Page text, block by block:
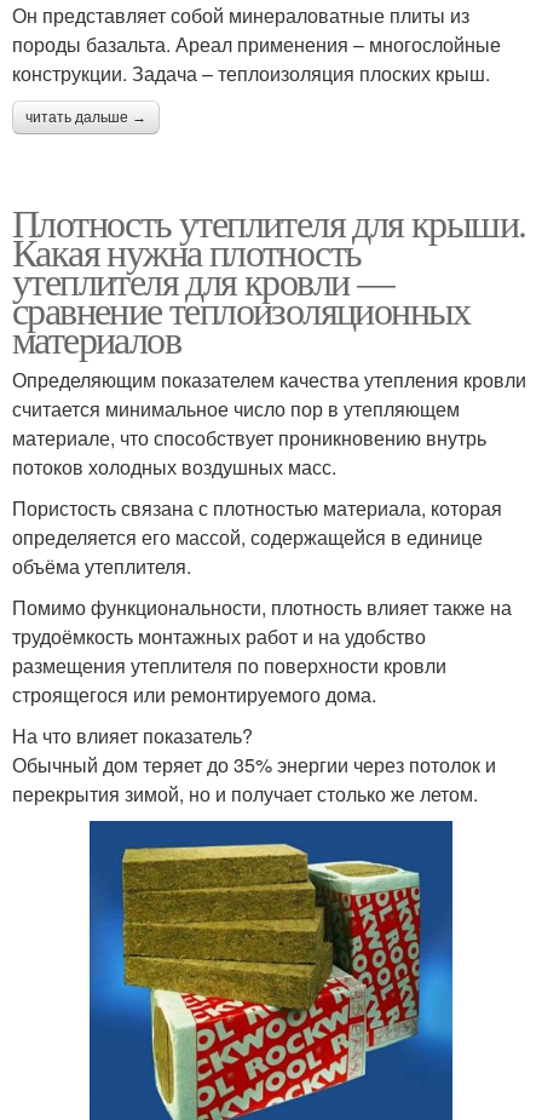
Он представляет собой минераловатные плиты из
породы базальта. Ареал применения – многослойные
конструкции. Задача – теплоизоляция плоских крыш.
читать дальше →
Плотность утеплителя для крыши.
Какая нужна плотность
утеплителя для кровли —
сравнение теплоизоляционных
материалов
Определяющим показателем качества утепления кровли
считается минимальное число пор в утепляющем
материале, что способствует проникновению внутрь
потоков холодных воздушных масс.
Пористость связана с плотностью материала, которая
определяется его массой, содержащейся в единице
объёма утеплителя.
Помимо функциональности, плотность влияет также на
трудоёмкость монтажных работ и на удобство
размещения утеплителя по поверхности кровли
строящегося или ремонтируемого дома.
На что влияет показатель?
Обычный дом теряет до 35% энергии через потолок и
перекрытия зимой, но и получает столько же летом.